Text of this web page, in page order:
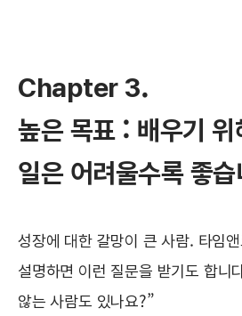
Chapter 3.
높은 목표 : 배우기
일은 어려울수록 좋
성장에 대한 갈망이 큰 사람. 타임
설명하면 이런 질문을 받기도 합니
않는 사람도 있나요?”